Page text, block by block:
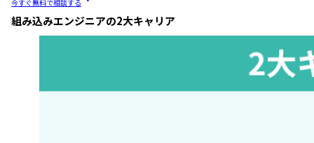
今すぐ無料で相談する
組み込みエンジニアの2大キャリア